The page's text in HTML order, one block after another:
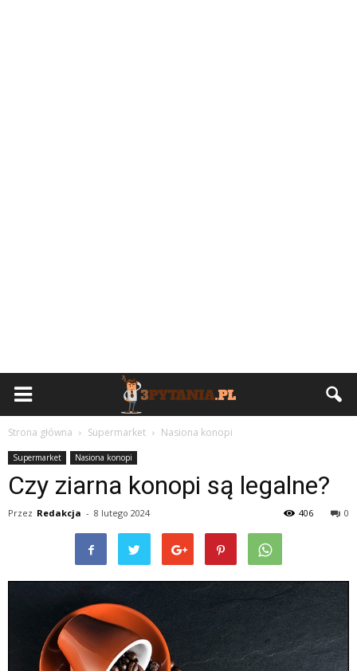
Strona główna Supermarket Nasiona konopi
Supermarket Nasiona konopi
Czy ziarna konopi są legalne?
Przez Redakcja - 8 lutego 2024 0
406